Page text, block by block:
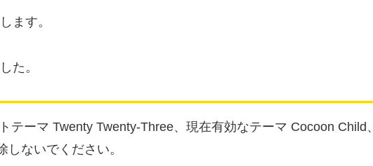
ます。
た。
テーマ Twenty Twenty-Three、現在有効なテーマ Cocoon Child、
ないでください。